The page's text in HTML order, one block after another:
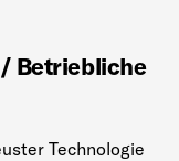
Betriebliche
Technologie